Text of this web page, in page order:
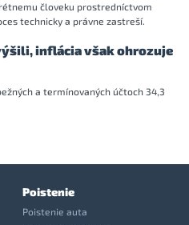
človeku prostredníctvom
technicky a právne zastreší.
inflácia však ohrozuje
a termínovaných účtoch 34,3
Poistenie
Poistenie auta